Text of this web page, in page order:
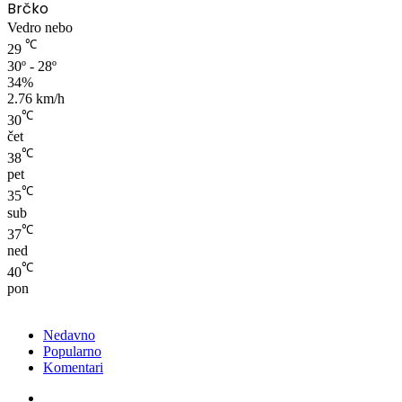
Brčko
Vedro nebo
29 ℃
30º - 28º
34%
2.76 km/h
30℃
čet
38℃
pet
35℃
sub
37℃
ned
40℃
pon
Nedavno
Popularno
Komentari